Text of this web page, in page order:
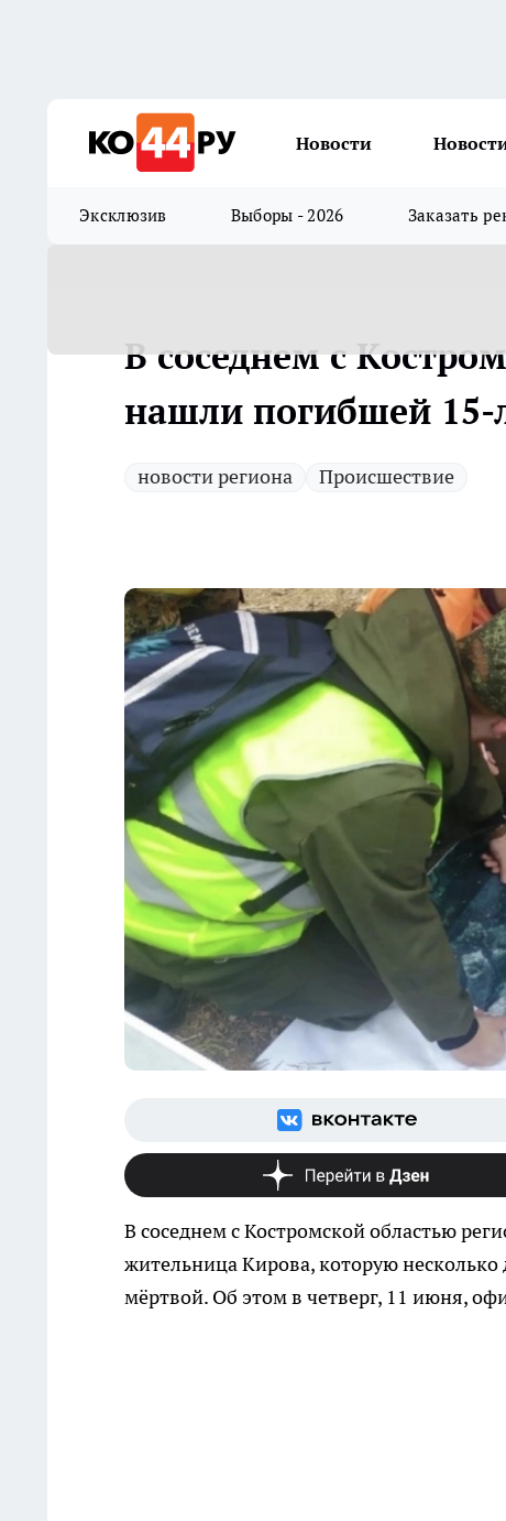
Новости
Эксклюзив Выборы - 2026 Заказать
В соседнем с
нашли погибшей
новости региона Происшествие
В соседнем с Костромской областью
жительница Кирова, которую
мёртвой. Об этом в четверг, 11 июня,